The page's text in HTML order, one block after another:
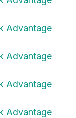
Advantage
Advantage
Advantage
Advantage